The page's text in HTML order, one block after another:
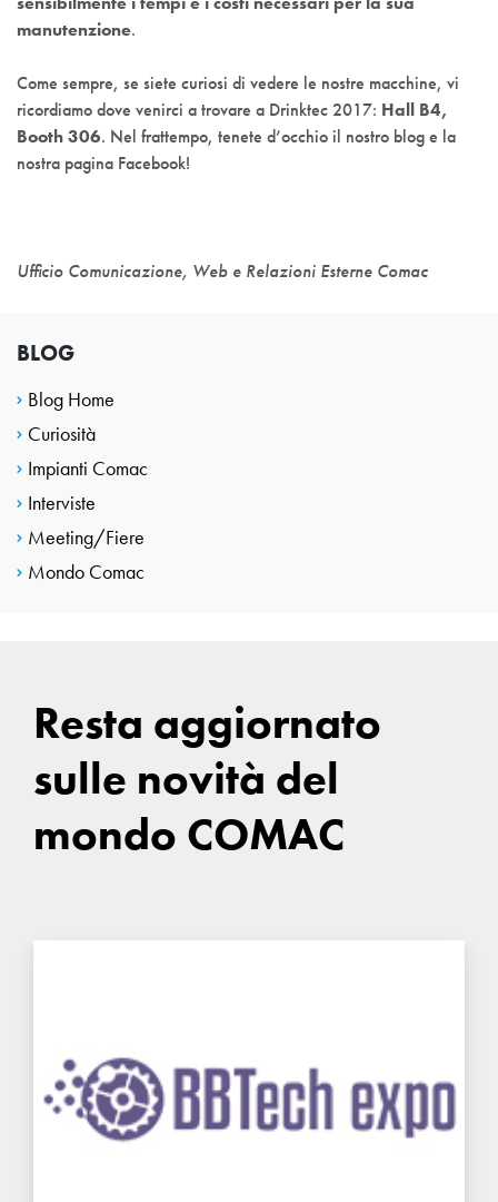
BLOG
Blog Home
Curiosità
Impianti Comac
Interviste
Meeting/Fiere
Mondo Comac
manutenzione.
Come sempre, se siete curiosi di vedere le nostre macchine, vi
ricordiamo dove venirci a trovare a Drinktec 2017: Hall B4,
Booth 306. Nel frattempo, tenete d’occhio il nostro blog e la
nostra pagina Facebook!
Ufficio Comunicazione, Web e Relazioni Esterne Comac
Resta aggiornato
sulle novità del
mondo COMAC